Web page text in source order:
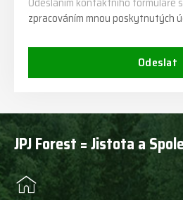
zpracováním mnou poskytnutých
Odeslat
JPJ Forest = Jistota a